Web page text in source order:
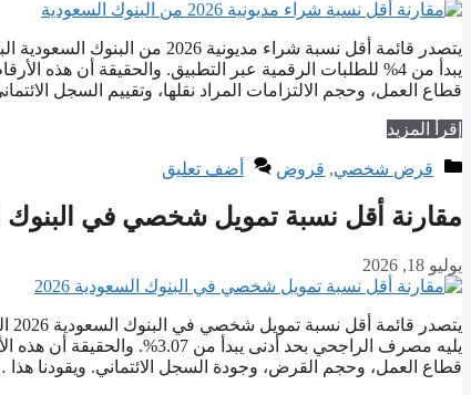
يبدأ من 4% للطلبات الرقمية عبر التطبيق. والحقيقة أن
قطاع العمل، وحجم الالتزامات المراد نقلها، وتقييم السجل
إقرأ المزيد
التصنيفات
قرض شخصي, قروض أضف تعليق
مقارنة أقل نسبة تمويل شخصي في البنوك
يوليو 18, 2026
يليه مصرف الراجحي بحد أدنى
قطاع العمل، وحجم القرض، وجودة السجل الائتماني. ويقودنا